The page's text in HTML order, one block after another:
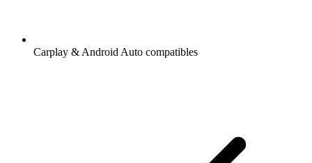
Carplay & Android Auto compatibles